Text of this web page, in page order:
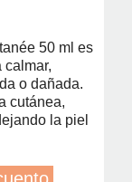
50 ml es
calmar,
o dañada.
cutánea,
la piel